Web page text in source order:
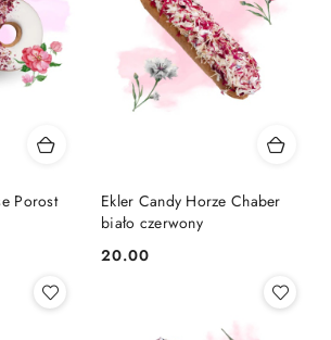
Porost
Ekler Candy Horze Chaber
biało czerwony
Cena:
20.00